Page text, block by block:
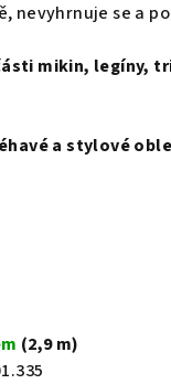
nevyhrnuje se a
mikin, legíny,
a stylové
(2,9 m)